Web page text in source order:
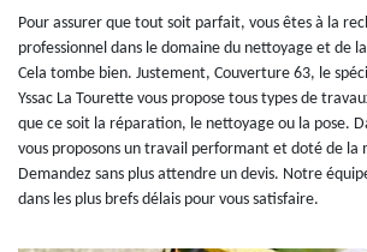
Pour assurer que tout soit parfait, vous êtes à la
professionnel dans le domaine du nettoyage et de
Cela tombe bien. Justement, Couverture 63, le
Yssac La Tourette vous propose tous types de
que ce soit la réparation, le nettoyage ou la pose.
vous proposons un travail performant et doté de la
Demandez sans plus attendre un devis. Notre
dans les plus brefs délais pour vous satisfaire.